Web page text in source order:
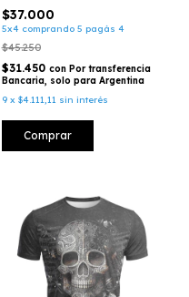
$37.000
5x4 comprando 5 pagás 4
$45.250
$31.450 con Por transferencia
Bancaria, solo para Argentina
9 x $4.111,11 sin interés
Comprar